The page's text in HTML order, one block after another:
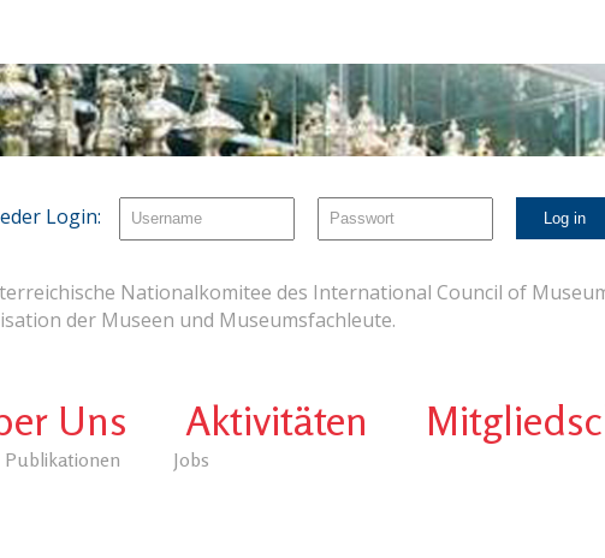
Nationalkomitee des International Council of
der Museen und Museumsfachleute.
Publikationen Jobs
Uns Aktivitäten
Login: